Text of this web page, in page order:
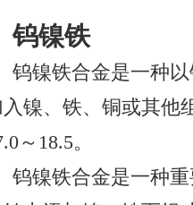
钨镍铁
钨镍铁合金是一种
镍、铁、铜或其他
～ 18.5。
钨镍铁合金是一种